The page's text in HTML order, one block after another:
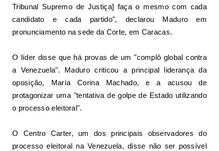
Tribunal Supremo de Justiça] faça o mesmo com cada
candidato e cada partido", declarou Maduro em
pronunciamento na sede da Corte, em Caracas.
O líder disse que há provas de um "complô global contra
a Venezuela". Maduro criticou a principal liderança da
oposição, María Corina Machado, e a acusou de
protagonizar uma "tentativa de golpe de Estado utilizando
o processo eleitoral".
O Centro Carter, um dos principais observadores do
processo eleitoral na Venezuela, disse não ser possível